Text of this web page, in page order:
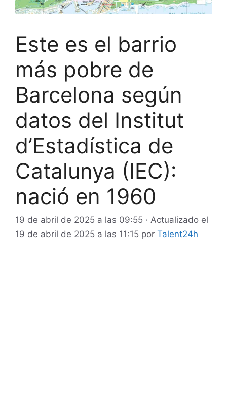
Este es el barrio
más pobre de
Barcelona según
datos del Institut
d’Estadística de
Catalunya (IEC):
nació en 1960
19 de abril de 2025 a las 09:55 · Actualizado el
19 de abril de 2025 a las 11:15 por Talent24h